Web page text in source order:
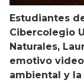
Estudiantes
Cibercolegio
Naturales,
emotivo
ambiental y la